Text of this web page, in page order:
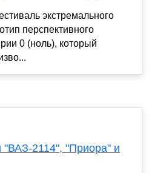
экстремального
перспективного
0 (ноль), который
"ВАЗ-2114", "Приора" и